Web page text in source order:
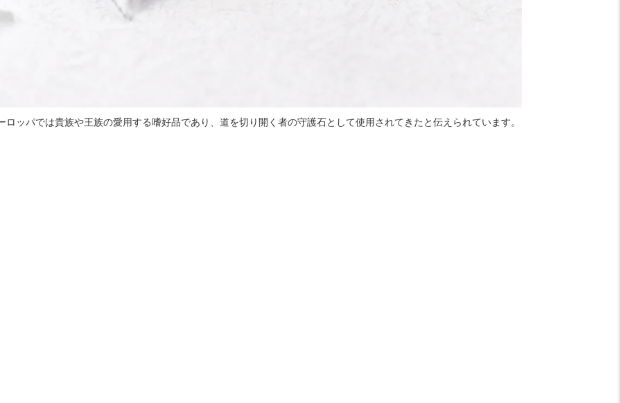
ロッパでは貴族や王族の愛用する嗜好品であり、道を切り開く者の守護石として使用されてきたと伝えられています。